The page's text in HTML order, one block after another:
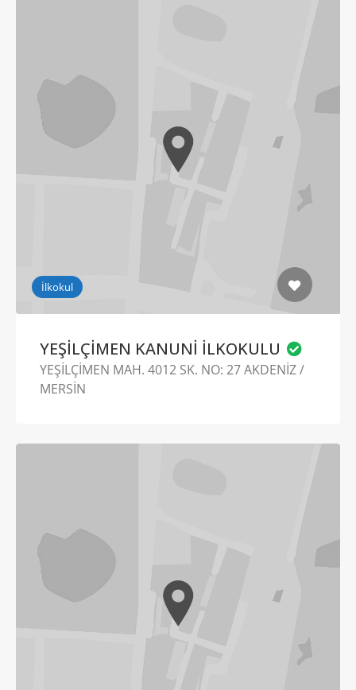
İlkokul
YEŞİLÇİMEN KANUNİ İLKOKULU
YEŞİLÇİMEN MAH. 4012 SK. NO: 27 AKDENİZ /
MERSİN